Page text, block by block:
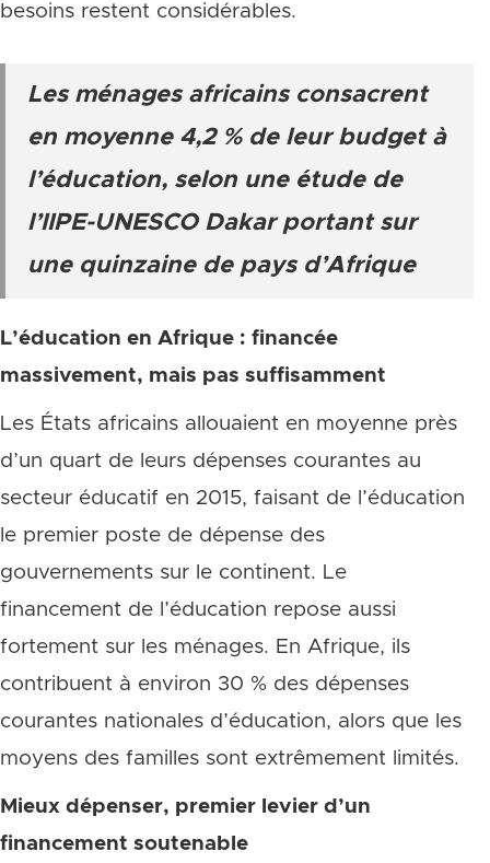
besoins restent considérables.
Les ménages africains consacrent
en moyenne 4,2 % de leur budget à
l’éducation, selon une étude de
l’IIPE-UNESCO Dakar portant sur
une quinzaine de pays d’Afrique
L’éducation en Afrique : financée
massivement, mais pas suffisamment
Les États africains allouaient en moyenne près
d’un quart de leurs dépenses courantes au
secteur éducatif en 2015, faisant de l’éducation
le premier poste de dépense des
gouvernements sur le continent. Le
financement de l’éducation repose aussi
fortement sur les ménages. En Afrique, ils
contribuent à environ 30 % des dépenses
courantes nationales d’éducation, alors que les
moyens des familles sont extrêmement limités.
Mieux dépenser, premier levier d’un
financement soutenable